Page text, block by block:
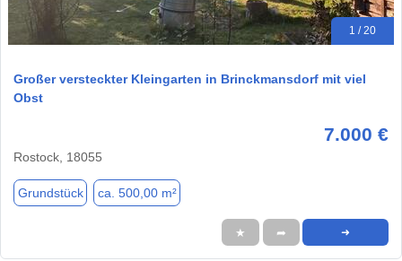
1 / 20
Großer versteckter Kleingarten in Brinckmansdorf mit viel
Obst
7.000 €
Rostock, 18055
Grundstück ca. 500,00 m²
★ ➦ ➜